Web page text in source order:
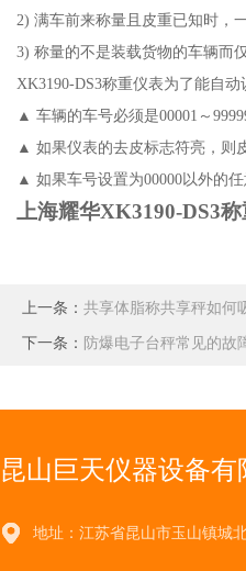
2) 满车前来称量且皮重已知时，
3) 称量的不是装载货物的车辆而
XK3190-DS3称重仪表为了能自
▲ 车辆的车号必须是00001～
▲ 如果仪表的去皮标志符亮，则
▲ 如果车号设置为00000以外的
上海耀华XK3190-DS3
上一条： 共享体脂称共享秤如何
下一条： 防爆电子台秤常见的故
昆山巨天仪器设备有
地址：江苏省昆山市玉山镇城